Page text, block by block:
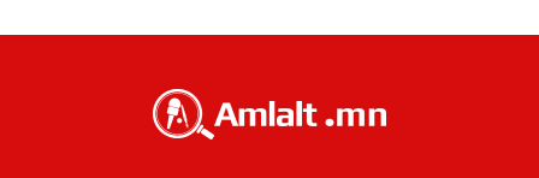
төсвийн талаарх ерөнхий хяналтын
сонсгол зохион байгуулсан байна